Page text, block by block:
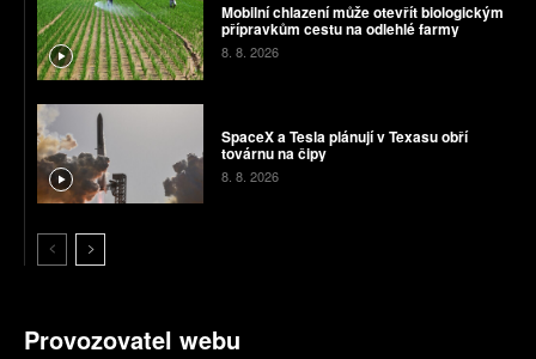
Mobilní chlazení může otevřít biologickým
přípravkům cestu na odlehlé farmy
8. 8. 2026
SpaceX a Tesla plánují v Texasu obří
továrnu na čipy
8. 8. 2026
Provozovatel webu